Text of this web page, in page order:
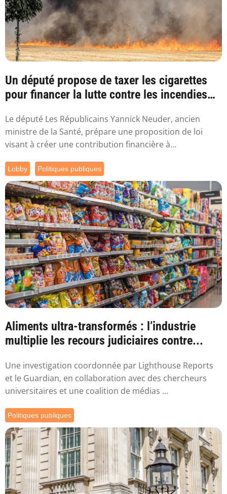
Un député propose de taxer les cigarettes
pour financer la lutte contre les incendies
Le député Les Républicains Yannick Neuder, ancien
ministre de la Santé, prépare une proposition de loi
visant à créer une contribution financière à...
Lobby Politiques publiques
Aliments ultra-transformés : l’industrie
multiplie les recours judiciaires contre...
Une investigation coordonnée par Lighthouse Reports
et le Guardian, en collaboration avec des chercheurs
universitaires et une coalition de médias ...
Politiques publiques